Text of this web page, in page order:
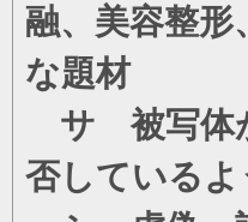
融、美容整形
な題材
サ 被写体が
否している